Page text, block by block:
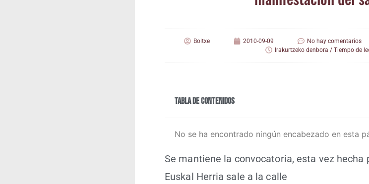
Boltxe 2010-09-09 No hay comentarios
Irakurtzeko denbora / Tiempo de
Tabla de contenidos
No se ha encontrado ningún encabezado en esta
Se man­tie­ne la con­vo­ca­to­ria, esta vez
Eus­kal Herria sale a la calle